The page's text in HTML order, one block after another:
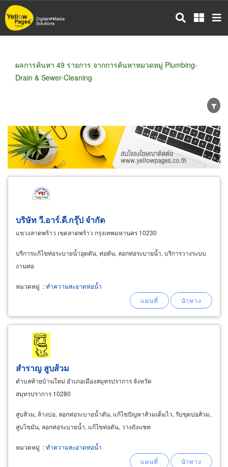
ข้าม
ไป
ผลการค้นหา 49 รายการ จากการค้นหาหมวดหมู่ Plumbing-
Drain & Sewer-Cleaning
ขายส่ง ขายปลีก ผู้ผลิต
ตัวแทนจัดจำหน่าย
ผู้ส่งออก/นำเข้า
ธุรกิจบริการ
บริษัท วี.อาร์.ดี.กรุ๊ป จำกัด
แขวงลาดพร้าว เขตลาดพร้าว กรุงเทพมหานคร 10230
บริการแก้ไขท่อระบายน้ำอุดตัน, ท่อตัน, ลอกท่อระบายน้ำ, บริการวางระบบ
งานท่อ
หมวดหมู่ :ทำความสะอาดท่อน้ำ
สำราญ สูบส้วม
ตำบลท้ายบ้านใหม่ อำเภอเมืองสมุทรปราการ จังหวัด
สมุทรปราการ 10280
สูบส้วม, ล้างบ่อ, ลอกท่อระบายน้ำตัน, แก้ไขปัญหาส้วมเต็มไว, รับขุดบ่อส้วม,
สูบไขมัน, ลอกท่อระบายน้ำ, แก้ไขท่อตัน, วางถังแซท
หมวดหมู่ :ทำความสะอาดท่อน้ำ